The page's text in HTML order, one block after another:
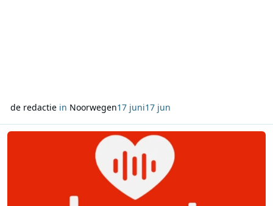
de redactiein Noorwegen17 juni17 jun
Lees meer over Twee nieuwe DAB+ radiozenders in Noorwegen: